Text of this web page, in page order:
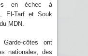
en échec à
El-Tarf et Souk
MDN.
côtes ont
nationales, des